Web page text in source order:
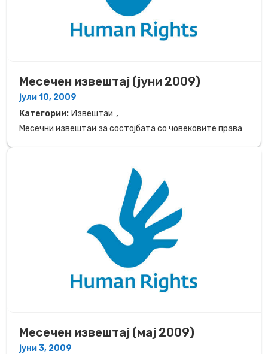
Месечен извештај (јуни 2009)
јули 10, 2009
Категории: Извештаи ,
Месечни извештаи за состојбата со човековите права
Месечен извештај (мај 2009)
јуни 3, 2009